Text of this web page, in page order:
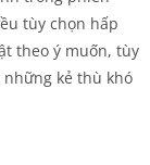
tùy chọn hấp
theo ý muốn, tùy
kẻ thù khó